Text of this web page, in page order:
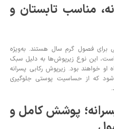
مناسب تابستان و
برای فصول گرم سال هستند. به‌ویژه
این نوع زیرپوش‌ها به دلیل سبک
خواهند بود. زیرپوش رکابی پسرانه
که از حساسیت پوستی جلوگیری
پوشش کامل و